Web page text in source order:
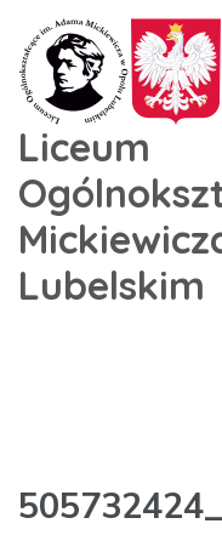
Liceum
Lubelskim